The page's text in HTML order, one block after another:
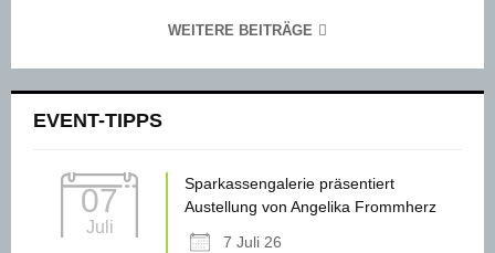
WEITERE BEITRÄGE
EVENT-TIPPS
07
Juli
Sparkassengalerie präsentiert
Austellung von Angelika Frommherz
7 Juli 26